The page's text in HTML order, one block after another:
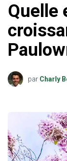
Quelle
par Charly